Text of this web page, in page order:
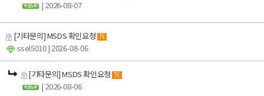
| 2026-08-07
[기타문의] MSDS 확인요청 N
ssel5010| 2026-08-06
[기타문의] MSDS 확인요청 N
| 2026-08-06